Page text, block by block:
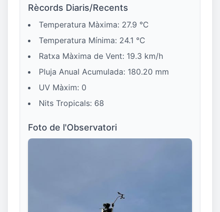
Rècords Diaris/Recents
Temperatura Màxima: 27.9 °C
Temperatura Mínima: 24.1 °C
Ratxa Màxima de Vent: 19.3 km/h
Pluja Anual Acumulada: 180.20 mm
UV Màxim: 0
Nits Tropicals: 68
Foto de l'Observatori